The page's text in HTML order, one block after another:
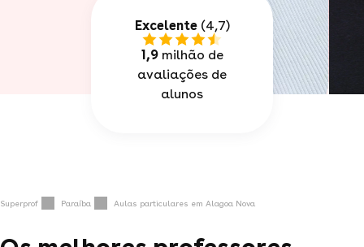
Excelente(4,7)
1,9milhão de
avaliações de
alunos
Superprof Paraíba Aulas particulares em Alagoa Nova